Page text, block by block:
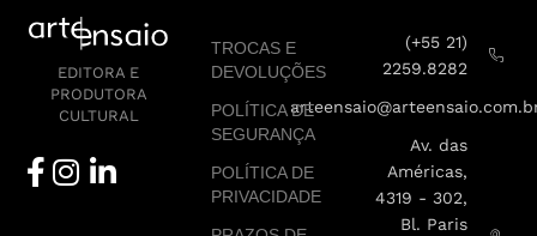
EDITORA E
PRODUTORA
CULTURAL
TROCAS E
DEVOLUÇÕES
POLÍTICA DE
SEGURANÇA
POLÍTICA DE
PRIVACIDADE
(+55 21)
2259.8282
Av. das
Américas,
4319 - 302,
Bl. Paris